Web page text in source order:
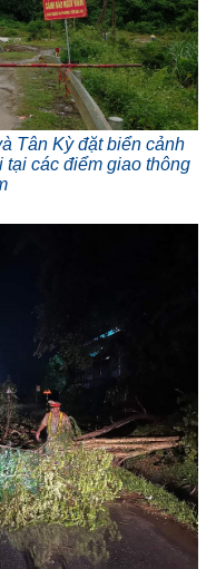
Tân Kỳ đặt biển cảnh
các điểm giao thông